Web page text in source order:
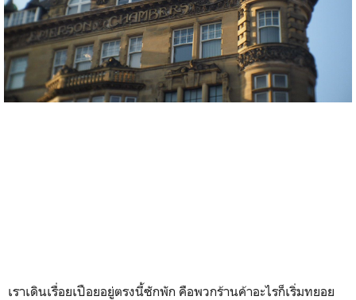
เราเดินเรื่อยเปือยอยู่ตรงนี้ซักพัก คือพวกร้านค้าอะไรก็เริ่มทยอย